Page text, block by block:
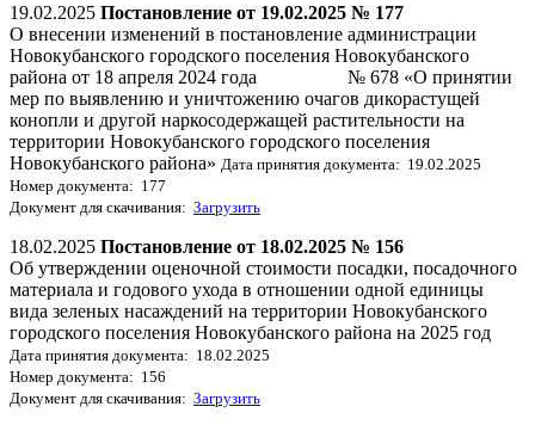
19.02.2025 Постановление от 19.02.2025 № 177
О внесении изменений в постановление администрации
Новокубанского городского поселения Новокубанского
района от 18 апреля 2024 года № 678 «О принятии
мер по выявлению и уничтожению очагов дикорастущей
конопли и другой наркосодержащей растительности на
территории Новокубанского городского поселения
Новокубанского района» Дата принятия документа: 19.02.2025
Номер документа: 177
Документ для скачивания: Загрузить
18.02.2025 Постановление от 18.02.2025 № 156
Об утверждении оценочной стоимости посадки, посадочного
материала и годового ухода в отношении одной единицы
вида зеленых насаждений на территории Новокубанского
городского поселения Новокубанского района на 2025 год
Дата принятия документа: 18.02.2025
Номер документа: 156
Документ для скачивания: Загрузить